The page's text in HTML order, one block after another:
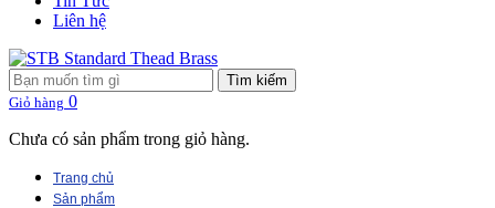
Liên hệ
Tìm kiếm
Giỏ hàng 0
Chưa có sản phẩm trong giỏ hàng.
Trang chủ
Sản phẩm